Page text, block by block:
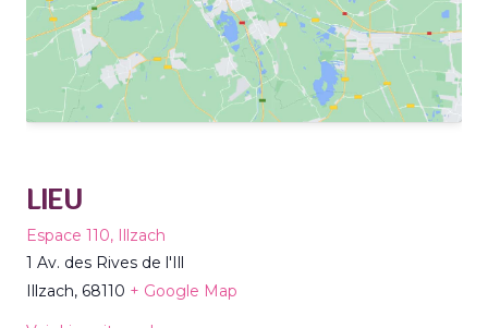
LIEU
Espace 110, Illzach
1 Av. des Rives de l'Ill
Illzach, 68110 + Google Map